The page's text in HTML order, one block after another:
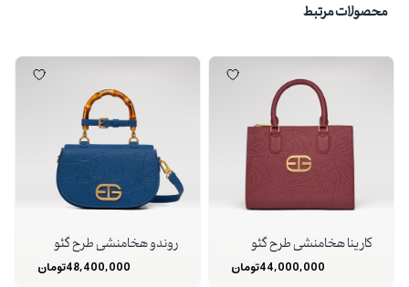
محصولات مرتبط
کارینا هخامنشی طرح گئو
44,000,000تومان
روندو هخامنشی طرح گئو
48,400,000تومان